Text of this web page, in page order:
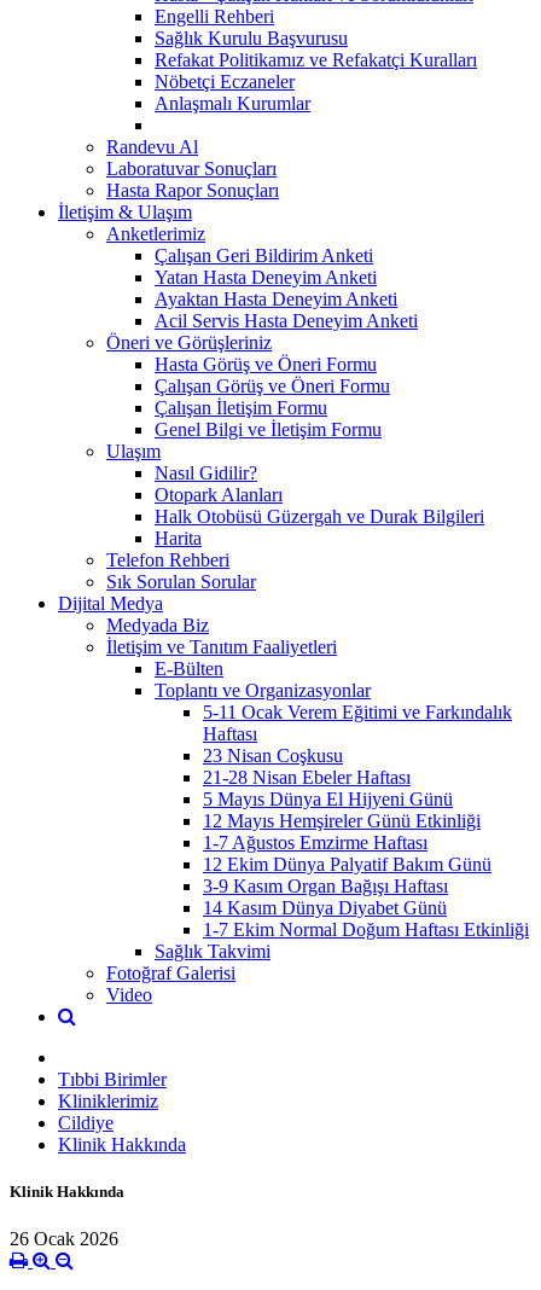
Engelli Rehberi
Sağlık Kurulu Başvurusu
Refakat Politikamız ve Refakatçi Kuralları
Nöbetçi Eczaneler
Anlaşmalı Kurumlar
Randevu Al
Laboratuvar Sonuçları
Hasta Rapor Sonuçları
İletişim & Ulaşım
Anketlerimiz
Çalışan Geri Bildirim Anketi
Yatan Hasta Deneyim Anketi
Ayaktan Hasta Deneyim Anketi
Acil Servis Hasta Deneyim Anketi
Öneri ve Görüşleriniz
Hasta Görüş ve Öneri Formu
Çalışan Görüş ve Öneri Formu
Çalışan İletişim Formu
Genel Bilgi ve İletişim Formu
Ulaşım
Nasıl Gidilir?
Otopark Alanları
Halk Otobüsü Güzergah ve Durak Bilgileri
Harita
Telefon Rehberi
Sık Sorulan Sorular
Dijital Medya
Medyada Biz
İletişim ve Tanıtım Faaliyetleri
E-Bülten
Toplantı ve Organizasyonlar
5-11 Ocak Verem Eğitimi ve Farkındalık
Haftası
23 Nisan Coşkusu
21-28 Nisan Ebeler Haftası
5 Mayıs Dünya El Hijyeni Günü
12 Mayıs Hemşireler Günü Etkinliği
1-7 Ağustos Emzirme Haftası
12 Ekim Dünya Palyatif Bakım Günü
3-9 Kasım Organ Bağışı Haftası
14 Kasım Dünya Diyabet Günü
1-7 Ekim Normal Doğum Haftası Etkinliği
Sağlık Takvimi
Fotoğraf Galerisi
Video
Tıbbi Birimler
Kliniklerimiz
Cildiye
Klinik Hakkında
Klinik Hakkında
26 Ocak 2026